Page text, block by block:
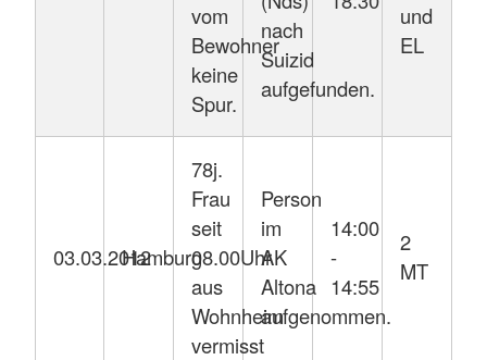
vom
Bewohner
keine
Spur.
nach
Suizid
aufgefunden.
und
EL
03.03.2012Hamburg
78j.
Frau
seit
08.00Uhr
aus
Wohnheim
vermisst
Person
im
AK
Altona
aufgenommen.
14:00
-
14:55
2
MT